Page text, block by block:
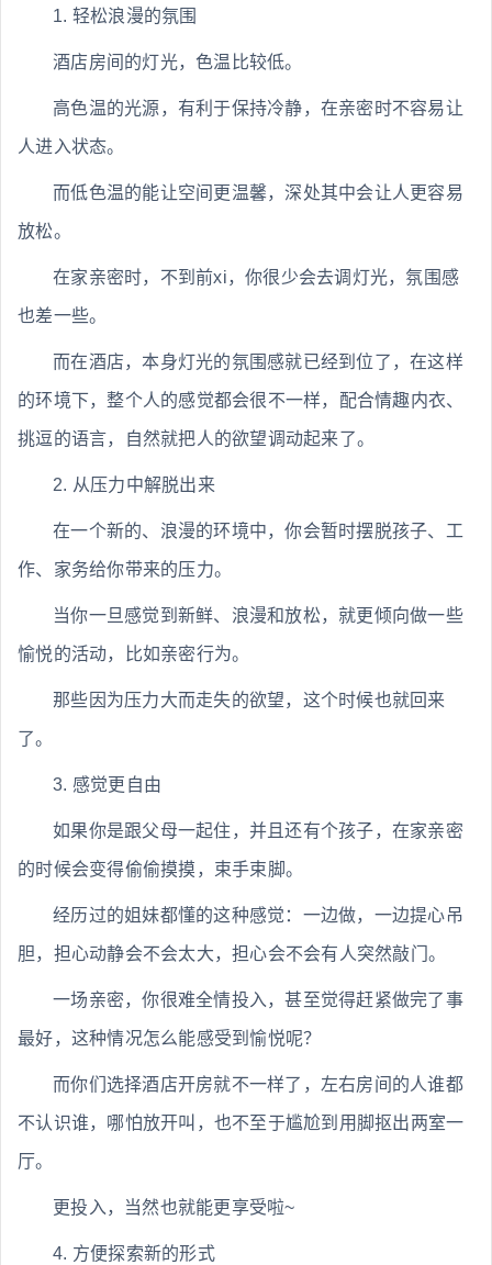
1. 轻松浪漫的氛围
酒店房间的灯光，色温比较低。
高色温的光源，有利于保持冷静，在亲密时不容易让
人进入状态。
而低色温的能让空间更温馨，深处其中会让人更容易
放松。
在家亲密时，不到前xi，你很少会去调灯光，氛围感
也差一些。
而在酒店，本身灯光的氛围感就已经到位了，在这样
的环境下，整个人的感觉都会很不一样，配合情趣内衣、
挑逗的语言，自然就把人的欲望调动起来了。
2. 从压力中解脱出来
在一个新的、浪漫的环境中，你会暂时摆脱孩子、工
作、家务给你带来的压力。
当你一旦感觉到新鲜、浪漫和放松，就更倾向做一些
愉悦的活动，比如亲密行为。
那些因为压力大而走失的欲望，这个时候也就回来
了。
3. 感觉更自由
如果你是跟父母一起住，并且还有个孩子，在家亲密
的时候会变得偷偷摸摸，束手束脚。
经历过的姐妹都懂的这种感觉：一边做，一边提心吊
胆，担心动静会不会太大，担心会不会有人突然敲门。
一场亲密，你很难全情投入，甚至觉得赶紧做完了事
最好，这种情况怎么能感受到愉悦呢？
而你们选择酒店开房就不一样了，左右房间的人谁都
不认识谁，哪怕放开叫，也不至于尴尬到用脚抠出两室一
厅。
更投入，当然也就能更享受啦~
4. 方便探索新的形式